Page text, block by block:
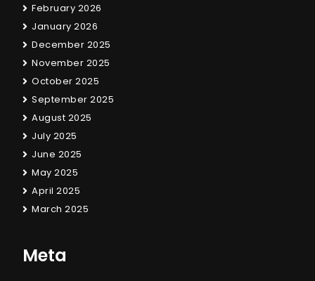
February 2026
January 2026
December 2025
November 2025
October 2025
September 2025
August 2025
July 2025
June 2025
May 2025
April 2025
March 2025
Meta